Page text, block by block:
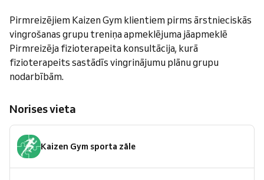
Pirmreizējiem Kaizen Gym klientiem pirms ārstnieciskās
vingrošanas grupu treniņa apmeklējuma jāapmeklē
Pirmreizēja fizioterapeita konsultācija, kurā
fizioterapeits sastādīs vingrinājumu plānu grupu
nodarbībām.
Norises vieta
Kaizen Gym sporta zāle